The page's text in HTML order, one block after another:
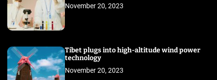
November 20, 2023
Tibet plugs into high-altitude wind power
technology
November 20, 2023